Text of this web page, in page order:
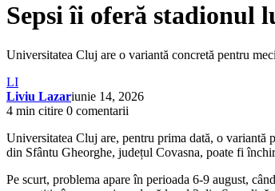
Sepsi îi oferă stadionul
Universitatea Cluj are o variantă concretă pentru
LI
Liviu Lazariunie 14, 2026
4 min citire 0 comentarii
Universitatea Cluj are, pentru prima dată, o
din Sfântu Gheorghe, județul Covasna, poate fi
Pe scurt, problema apare în perioada 6-9 august,